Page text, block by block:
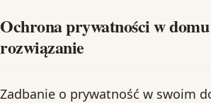
Ochrona prywatności w
rozwiązanie
Zadbanie o prywatność w swoim